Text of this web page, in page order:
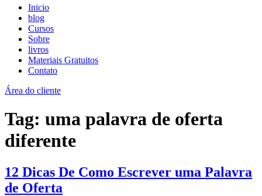
Inicio
blog
Cursos
Sobre
livros
Materiais Gratuitos
Contato
Área do cliente
Tag: uma palavra de oferta
diferente
12 Dicas De Como Escrever uma Palavra
de Oferta